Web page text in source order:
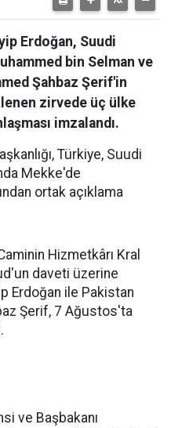
Erdoğan, Suudi
bin Selman ve
Şahbaz Şerif'in
zirvede üç ülke
imzalandı.
Türkiye, Suudi
Mekke'de
ortak açıklama
Hizmetkârı Kral
daveti üzerine
Erdoğan ile Pakistan
Şerif, 7 Ağustos'ta
ve Başbakanı